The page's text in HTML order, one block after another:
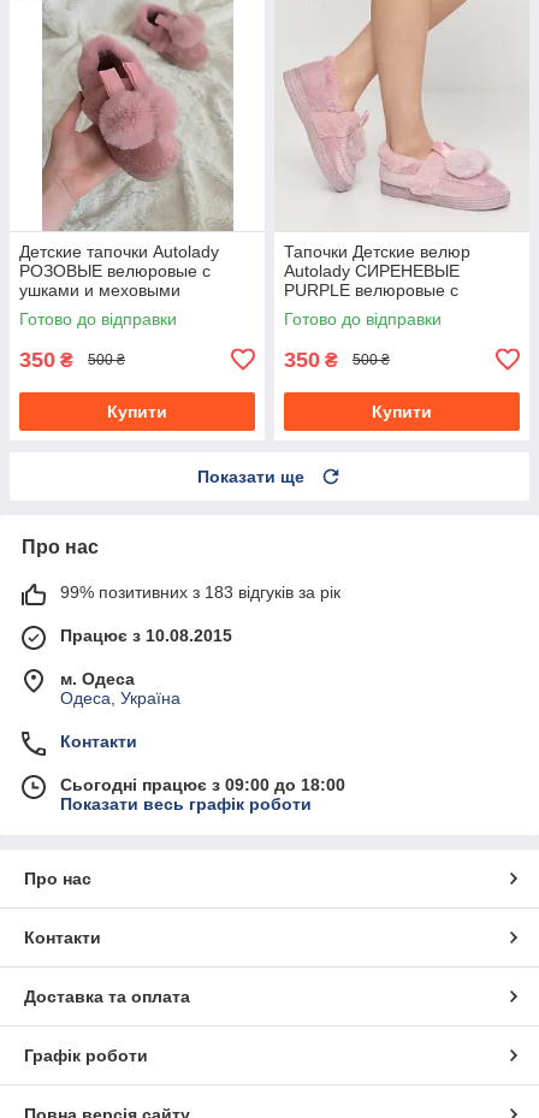
Детские тапочки Autolady
РОЗОВЫЕ велюровые с
ушками и меховыми
бумбонами девочкам
Готово до відправки
350 ₴ 500 ₴
Купити
Тапочки Детские велюр
Autolady СИРЕНЕВЫЕ
PURPLE велюровые с
ушками и меховыми
бумбонами девочкам
Готово до відправки
350 ₴ 500 ₴
Купити
Показати ще
Про нас
99% позитивних з 183 відгуків за рік
Працює з 10.08.2015
м. Одеса
Одеса, Україна
Контакти
Сьогодні працює з 09:00 до 18:00
Показати весь графік роботи
Про нас
Контакти
Доставка та оплата
Графік роботи